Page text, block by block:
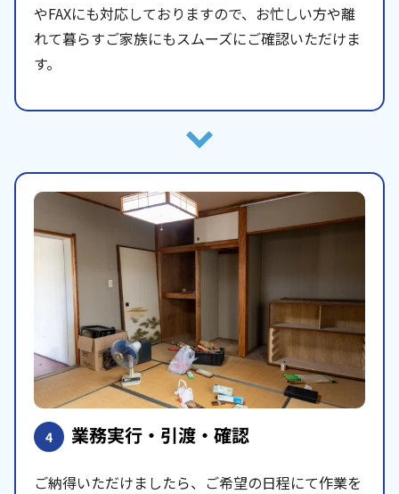
やFAXにも対応しておりますので、お忙しい方や離
れて暮らすご家族にもスムーズにご確認いただけま
す。
4 業務実行・引渡・確認
ご納得いただけましたら、ご希望の日程にて作業を